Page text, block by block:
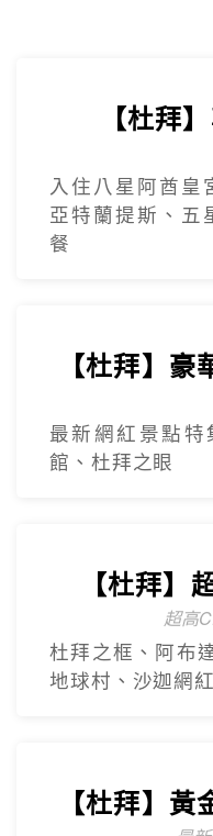
【杜拜
入住八星阿酋皇
亞特蘭提斯、五
餐
【杜拜】
最新網紅景點
館、杜拜之眼
【杜拜】
超高
杜拜之框、阿布
地球村、沙迦網
【杜拜】